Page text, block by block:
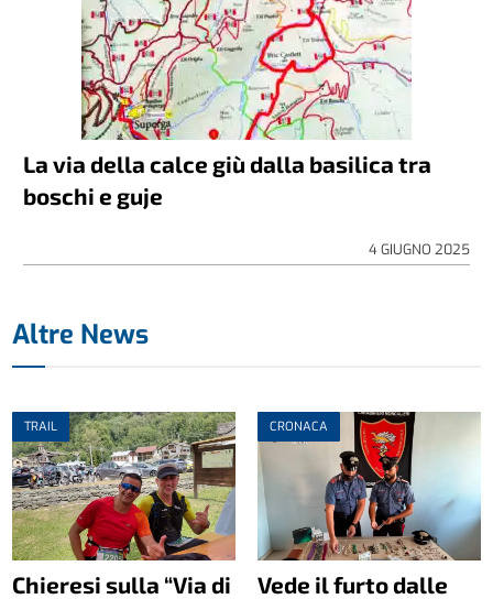
La via della calce giù dalla basilica tra
boschi e guje
4 GIUGNO 2025
Altre News
TRAIL
Chieresi sulla “Via di
CRONACA
Vede il furto dalle